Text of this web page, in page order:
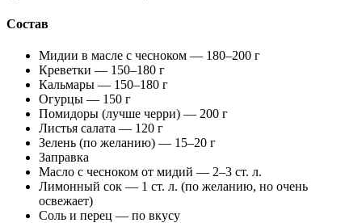
Состав
Мидии в масле с чесноком — 180–200 г
Креветки — 150–180 г
Кальмары — 150–180 г
Огурцы — 150 г
Помидоры (лучше черри) — 200 г
Листья салата — 120 г
Зелень (по желанию) — 15–20 г
Заправка
Масло с чесноком от мидий — 2–3 ст. л.
Лимонный сок — 1 ст. л. (по желанию, но очень
освежает)
Соль и перец — по вкусу